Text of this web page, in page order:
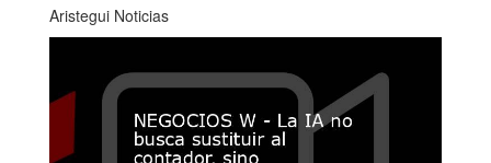
Aristegui Noticias